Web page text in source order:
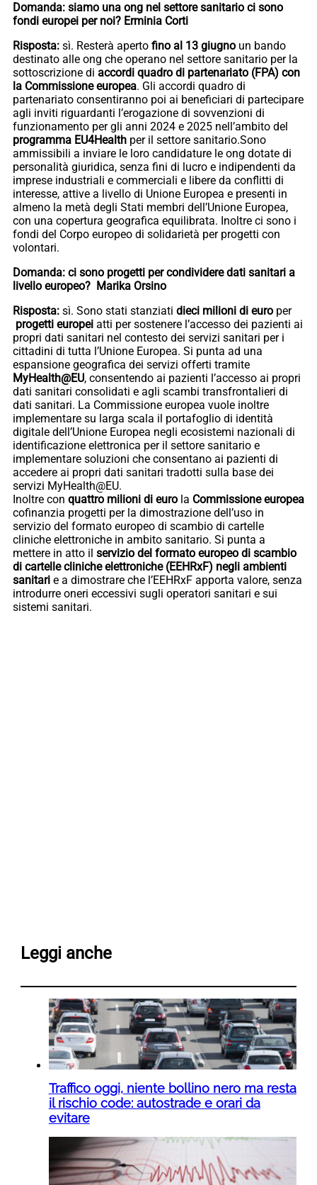
Domanda: siamo una ong nel settore sanitario ci sono
fondi europei per noi? Erminia Corti
Risposta: sì. Resterà aperto fino al 13 giugno un bando
destinato alle ong che operano nel settore sanitario per la
sottoscrizione di accordi quadro di partenariato (FPA) con
la Commissione europea. Gli accordi quadro di
partenariato consentiranno poi ai beneficiari di partecipare
agli inviti riguardanti l’erogazione di sovvenzioni di
funzionamento per gli anni 2024 e 2025 nell’ambito del
programma EU4Health per il settore sanitario.Sono
ammissibili a inviare le loro candidature le ong dotate di
personalità giuridica, senza fini di lucro e indipendenti da
imprese industriali e commerciali e libere da conflitti di
interesse, attive a livello di Unione Europea e presenti in
almeno la metà degli Stati membri dell’Unione Europea,
con una copertura geografica equilibrata. Inoltre ci sono i
fondi del Corpo europeo di solidarietà per progetti con
volontari.
Domanda: ci sono progetti per condividere dati sanitari a
livello europeo? Marika Orsino
Risposta: sì. Sono stati stanziati dieci milioni di euro per
progetti europei atti per sostenere l’accesso dei pazienti ai
propri dati sanitari nel contesto dei servizi sanitari per i
cittadini di tutta l’Unione Europea. Si punta ad una
espansione geografica dei servizi offerti tramite
MyHealth@EU, consentendo ai pazienti l’accesso ai propri
dati sanitari consolidati e agli scambi transfrontalieri di
dati sanitari. La Commissione europea vuole inoltre
implementare su larga scala il portafoglio di identità
digitale dell’Unione Europea negli ecosistemi nazionali di
identificazione elettronica per il settore sanitario e
implementare soluzioni che consentano ai pazienti di
accedere ai propri dati sanitari tradotti sulla base dei
servizi MyHealth@EU.
Inoltre con quattro milioni di euro la Commissione europea
cofinanzia progetti per la dimostrazione dell’uso in
servizio del formato europeo di scambio di cartelle
cliniche elettroniche in ambito sanitario. Si punta a
mettere in atto il servizio del formato europeo di scambio
di cartelle cliniche elettroniche (EEHRxF) negli ambienti
sanitari e a dimostrare che l’EEHRxF apporta valore, senza
introdurre oneri eccessivi sugli operatori sanitari e sui
sistemi sanitari.
Leggi anche
Traffico oggi, niente bollino nero ma resta
il rischio code: autostrade e orari da
evitare